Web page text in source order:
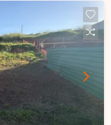
de garagem. O
oferecendo
dos
ilustrativo,
e
visita e venha
excelente